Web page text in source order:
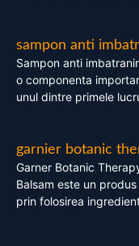
sampon anti
Sampon anti
o componenta
unul dintre primele
garnier botanic
Garner Botanic
Balsam este un
prin folosirea